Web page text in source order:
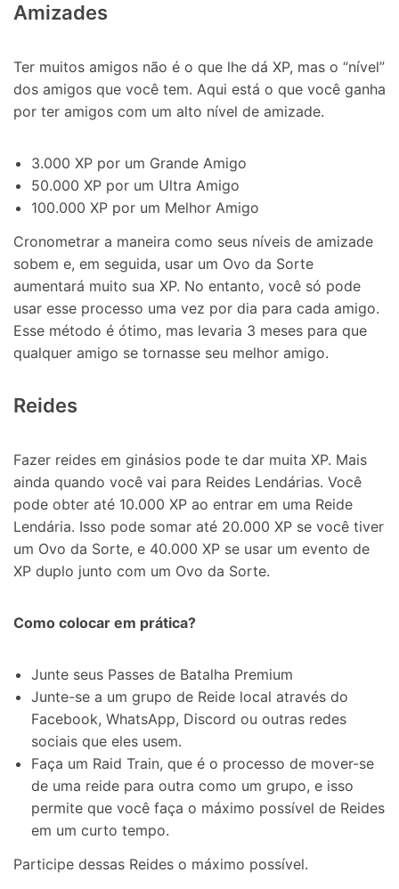
Amizades
Ter muitos amigos não é o que lhe dá XP, mas o “nível”
dos amigos que você tem. Aqui está o que você ganha
por ter amigos com um alto nível de amizade.
3.000 XP por um Grande Amigo
50.000 XP por um Ultra Amigo
100.000 XP por um Melhor Amigo
Cronometrar a maneira como seus níveis de amizade
sobem e, em seguida, usar um Ovo da Sorte
aumentará muito sua XP. No entanto, você só pode
usar esse processo uma vez por dia para cada amigo.
Esse método é ótimo, mas levaria 3 meses para que
qualquer amigo se tornasse seu melhor amigo.
Reides
Fazer reides em ginásios pode te dar muita XP. Mais
ainda quando você vai para Reides Lendárias. Você
pode obter até 10.000 XP ao entrar em uma Reide
Lendária. Isso pode somar até 20.000 XP se você tiver
um Ovo da Sorte, e 40.000 XP se usar um evento de
XP duplo junto com um Ovo da Sorte.
Como colocar em prática?
Junte seus Passes de Batalha Premium
Junte-se a um grupo de Reide local através do
Facebook, WhatsApp, Discord ou outras redes
sociais que eles usem.
Faça um Raid Train, que é o processo de mover-se
de uma reide para outra como um grupo, e isso
permite que você faça o máximo possível de Reides
em um curto tempo.
Participe dessas Reides o máximo possível.